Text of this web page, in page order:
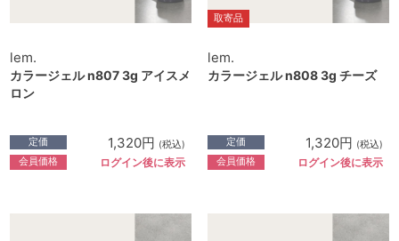
lem.
カラージェル n807 3g アイスメ
ロン
定価 1,320円 (税込)
会員価格 ログイン後に表示
取寄品
lem.
カラージェル n808 3g チーズ
定価 1,320円 (税込)
会員価格 ログイン後に表示